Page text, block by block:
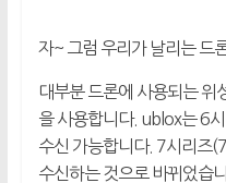
자~ 그럼 우리가 날리는 드
대부분 드론에 사용되는 위
을 사용합니다. ublox는 6
수신 가능합니다. 7시리즈
수신하는 것으로 바뀌었습